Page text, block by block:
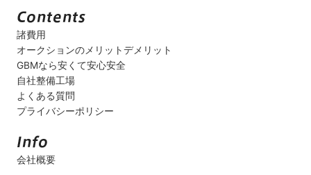
諸費用
オークションのメリットデメリット
GBMなら安くて安心安全
自社整備工場
よくある質問
プライバシーポリシー
会社概要